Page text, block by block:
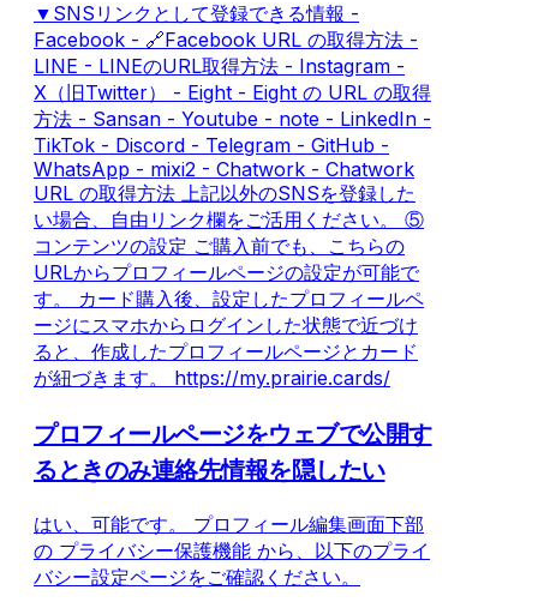
▼SNSリンクとして登録できる情報 -
Facebook - 🔗Facebook URL の取得方法 -
LINE - LINEのURL取得方法 - Instagram -
X（旧Twitter） - Eight - Eight の URL の取得
方法 - Sansan - Youtube - note - LinkedIn -
TikTok - Discord - Telegram - GitHub -
WhatsApp - mixi2 - Chatwork - Chatwork
URL の取得方法 上記以外のSNSを登録した
い場合、自由リンク欄をご活用ください。 ⑤
コンテンツの設定 ご購入前でも、こちらの
URLからプロフィールページの設定が可能で
す。 カード購入後、設定したプロフィールペ
ージにスマホからログインした状態で近づけ
ると、作成したプロフィールページとカード
が紐づきます。 https://my.prairie.cards/
プロフィールページをウェブで公開す
るときのみ連絡先情報を隠したい
はい、可能です。 プロフィール編集画面下部
の プライバシー保護機能 から、以下のプライ
バシー設定ページをご確認ください。